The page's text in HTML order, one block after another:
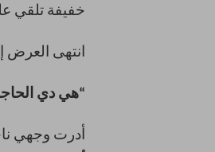
خفيفة تلقي
انتهى
“هي دي
أدرت وجهي